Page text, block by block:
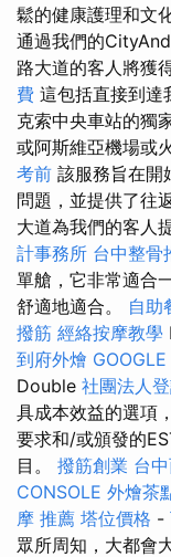
鬆的健康護理和文
通過我們的
路大道的客人將獲
費 這包括直接到達
克索中央車站的獨
或阿斯維亞機場或
考前 該服務旨在開
問題，並提供了往
大道為我們的客人
計事務所 台中整骨
單艙，它非常適合
舒適地適合。 自助
撥筋 經絡按摩教學
到府外燴
Double 社團法人
具成本效益的選項
要求和/或頒發的
目。 撥筋創業 台
CONSOLE 外燴茶
摩 推薦 塔位價格 -
眾所周知，大都會